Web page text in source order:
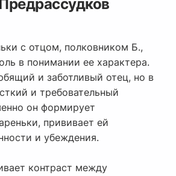
с отцом, полковником Б.,
в понимании ее характера.
и заботливый отец, но в
и требовательный
он формирует
прививает ей
и убеждения.
контраст между